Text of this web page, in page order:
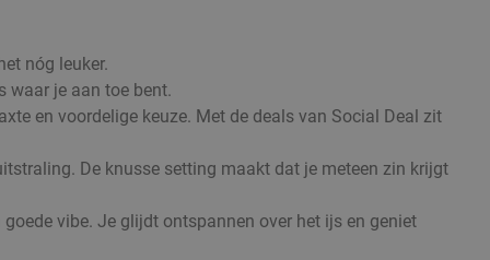
nóg leuker.
waar je aan toe bent.
en voordelige keuze. Met de deals van Social Deal zit
De knusse setting maakt dat je meteen zin krijgt
vibe. Je glijdt ontspannen over het ijs en geniet